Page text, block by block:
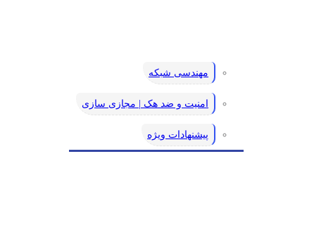
مهندسی شبکه
امنیت و ضد هک | مجازی سازی
پیشنهادات ویژه